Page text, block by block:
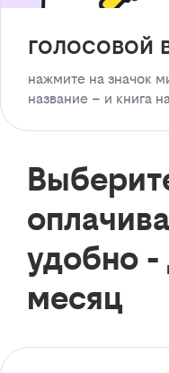
голосовой
нажмите на значок
название – и книга
удобно -
месяц